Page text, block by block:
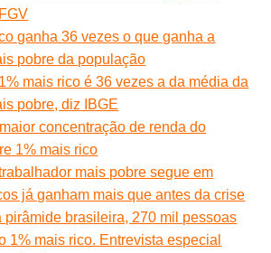
ganha 36 vezes o que ganha a
pobre da população
mais rico é 36 vezes a da média da
pobre, diz IBGE
concentração de renda do
1% mais rico
mais pobre segue em
já ganham mais que antes da crise
pirâmide brasileira, 270 mil pessoas
1% mais rico. Entrevista especial